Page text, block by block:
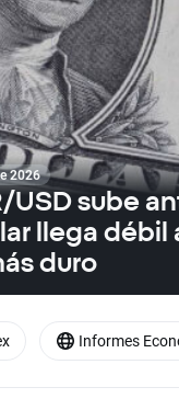
2026
USD sube
llega débil
duro
Informes